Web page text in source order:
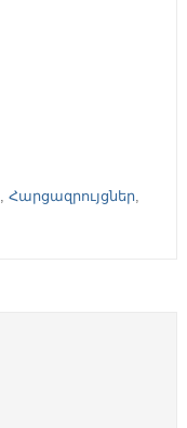
, Հարցազրույցներ,